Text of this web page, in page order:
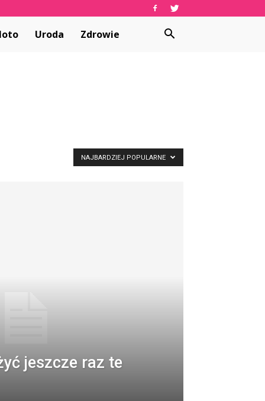
Uroda Zdrowie
NAJBARDZIEJ POPULARNE
jeszcze raz te